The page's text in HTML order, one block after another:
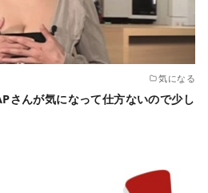
気になる
さんが気になって仕方ないので少し